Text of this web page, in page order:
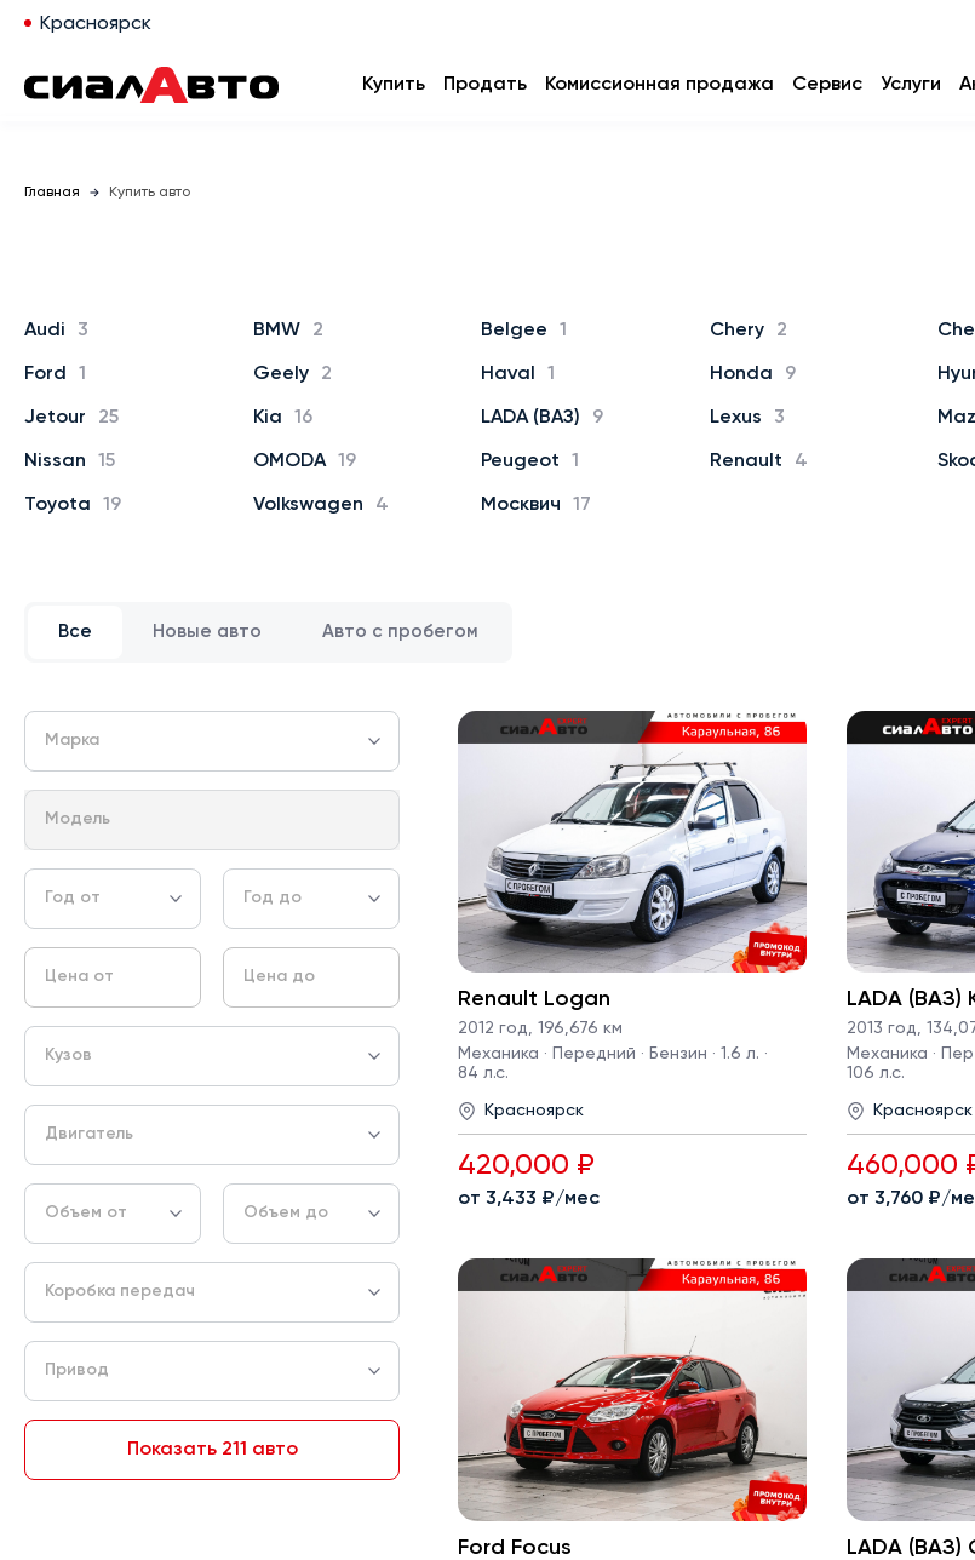
Красноярск
Купить Продать Комиссионная продажа Сервис Услуги
Главная Купить авто
Audi 3 BMW 2 Belgee 1 Chery 2
Ford 1 Geely 2 Haval 1 Honda 9
Jetour 25 Kia 16 LADA (ВАЗ) 9 Lexus 3
Nissan 15 OMODA 19 Peugeot 1 Renault 4
Toyota 19 Volkswagen 4 Москвич 17
Все Новые авто Авто с пробегом
Марка
Модель
Год от Год до
Цена от Цена до
Кузов
Двигатель
Объем от Объем до
Коробка передач
Привод
Показать 211 авто
Renault Logan
2012 год, 196,676 км
Механика · Передний · Бензин · 1.6 л. ·
84 л.с.
Красноярск
420,000 ₽
от 3,433 ₽/мес
LADA (ВАЗ)
2013 год,
Механика ·
106 л.с.
Красноярск
460,000
от 3,760 ₽/
Ford Focus LADA (ВАЗ)